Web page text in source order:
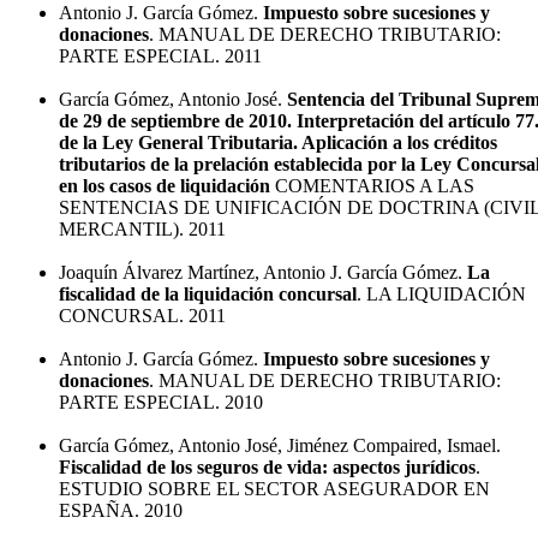
Antonio J. García Gómez. Impuesto sobre sucesiones y
donaciones. MANUAL DE DERECHO TRIBUTARIO:
PARTE ESPECIAL. 2011
García Gómez, Antonio José. Sentencia del Tribunal
de 29 de septiembre de 2010. Interpretación del artículo
de la Ley General Tributaria. Aplicación a los créditos
tributarios de la prelación establecida por la Ley
en los casos de liquidación COMENTARIOS A LAS
SENTENCIAS DE UNIFICACIÓN DE DOCTRINA
MERCANTIL). 2011
Joaquín Álvarez Martínez, Antonio J. García Gómez. La
fiscalidad de la liquidación concursal. LA LIQUIDACIÓN
CONCURSAL. 2011
Antonio J. García Gómez. Impuesto sobre sucesiones y
donaciones. MANUAL DE DERECHO TRIBUTARIO:
PARTE ESPECIAL. 2010
García Gómez, Antonio José, Jiménez Compaired, Ismael.
Fiscalidad de los seguros de vida: aspectos jurídicos.
ESTUDIO SOBRE EL SECTOR ASEGURADOR EN
ESPAÑA. 2010